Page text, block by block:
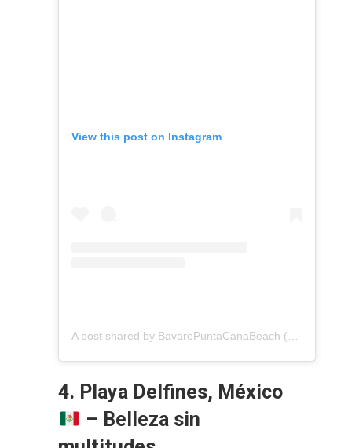
View this post on Instagram
4. Playa Delfines, México
– Belleza sin